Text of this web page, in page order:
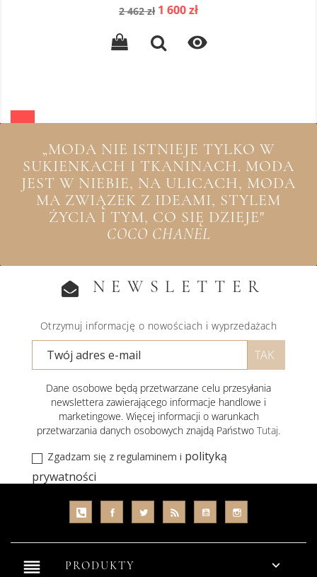
Cena
2 462 zł Cena
1 600 zł

„MODA NIE ISTNIEJE TYLKO W
SUKIENKACH I TKANINACH. MODA
JEST W NIEBIE, NA ULICACH, MODA
MA ZWIĄZEK Z IDEAMI, STYLEM
ŻYCIA I TYM, CO SIĘ DZIEJE"
COCO CHANEL
NEWSLETTER
Otrzymuj informację o nowościach i wyprzedażach
Dane osobowe będą przetwarzane celu przesyłania
newslettera zawierającego informacje handlowe i
marketingowe. Więcej informacji o warunkach
przetwarzania danych osobowych znajdą Państwo Tutaj.
Zgadzam się z regulaminem i polityką
prywatności
reorder PRODUKTY 